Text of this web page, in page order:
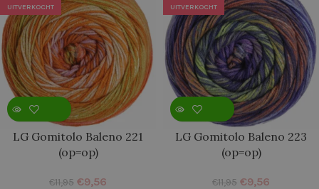
UITVERKOCHT
LG Gomitolo Baleno 221
(op=op)
€11,95 €9,56
UITVERKOCHT
LG Gomitolo Baleno 223
(op=op)
€11,95 €9,56